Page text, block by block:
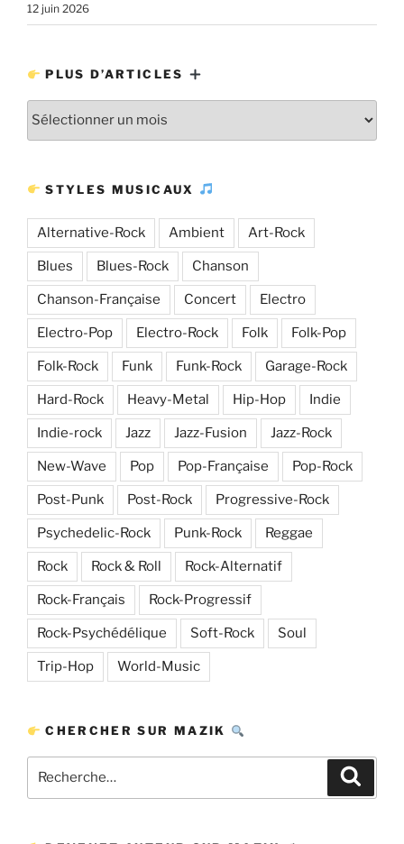
12 juin 2026
PLUS D’ARTICLES
STYLES MUSICAUX
Alternative-Rock Ambient Art-Rock
Blues Blues-Rock Chanson
Chanson-Française Concert Electro
Electro-Pop Electro-Rock Folk Folk-Pop
Folk-Rock Funk Funk-Rock Garage-Rock
Hard-Rock Heavy-Metal Hip-Hop Indie
Indie-rock Jazz Jazz-Fusion Jazz-Rock
New-Wave Pop Pop-Française Pop-Rock
Post-Punk Post-Rock Progressive-Rock
Psychedelic-Rock Punk-Rock Reggae
Rock Rock & Roll Rock-Alternatif
Rock-Français Rock-Progressif
Rock-Psychédélique Soft-Rock Soul
Trip-Hop World-Music
CHERCHER SUR MAZIK
pour